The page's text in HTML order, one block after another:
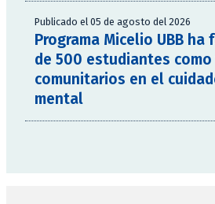
Publicado el 05 de agosto del 2026
Programa Micelio UBB ha
de 500 estudiantes
comunitarios en el
mental